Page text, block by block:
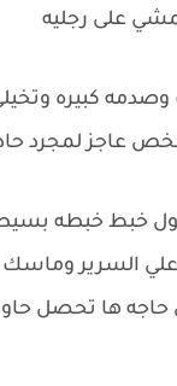
على رجليه
كبيره
عاجز لمجرد
خبط خبطه
علي السرير
ها تحصل